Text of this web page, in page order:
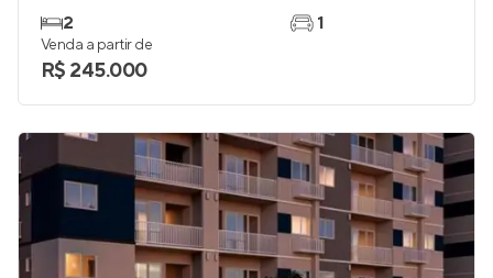
2
1
Venda a partir de
R$ 245.000